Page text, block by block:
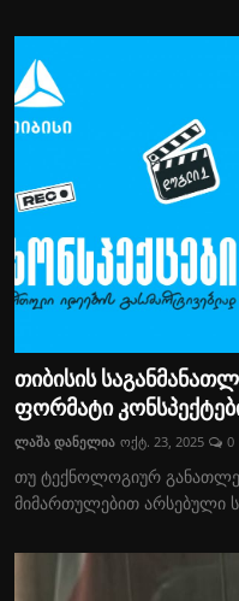
თიბისის
ფორმატი
ლაშა დანელია ოქტ. 23, 2025 0
თუ ტექნოლოგიურ
მიმართულებით არსებული